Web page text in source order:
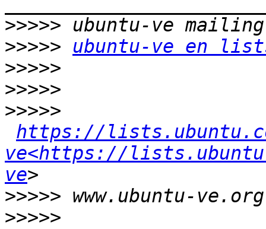
>>>>>
>>>>>
ubuntu-ve en
>>>>>
>>>>>
>>>>>
https://
ve<https://
ve
>>>>>
>>>>>